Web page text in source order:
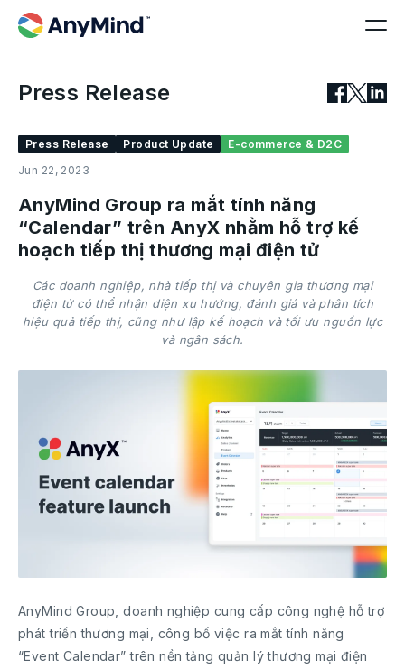
Press Release
Press Release Product Update
E-commerce & D2C
Jun 22, 2023
AnyMind Group ra mắt tính năng
“Calendar” trên AnyX nhằm hỗ trợ kế
hoạch tiếp thị thương mại điện tử
Các doanh nghiệp, nhà tiếp thị và chuyên gia thương mại
điện tử có thể nhận diện xu hướng, đánh giá và phân tích
hiệu quả tiếp thị, cũng như lập kế hoạch và tối ưu nguồn lực
và ngân sách.
AnyMind Group, doanh nghiệp cung cấp công nghệ hỗ trợ
phát triển thương mại, công bố việc ra mắt tính năng
“Event Calendar” trên nền tảng quản lý thương mại điện